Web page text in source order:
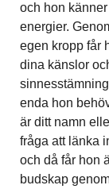
och hon
energier.
egen kropp får
dina känslor
enda hon
är ditt namn
fråga att länka
och då får hon
budskap